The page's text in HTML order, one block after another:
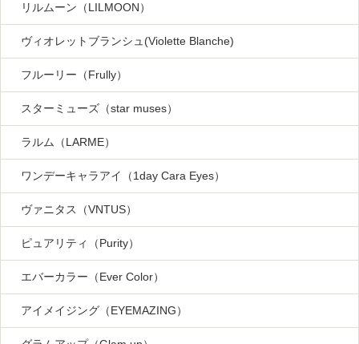
リルムーン（LILMOON）
ヴィオレットブランシュ(Violette Blanche)
フルーリー（Frully）
スターミューズ（star muses）
ラルム（LARME）
ワンデーキャラアイ（1day Cara Eyes）
ヴァニタス（VNTUS）
ピュアリティ（Purity）
エバーカラー（Ever Color）
アイメイジング（EYEMAZING）